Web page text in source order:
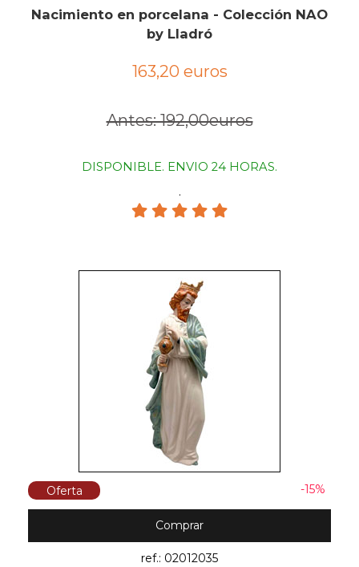
Nacimiento en porcelana - Colección NAO
by Lladró
163,20 euros
Antes: 192,00euros
DISPONIBLE. ENVIO 24 HORAS.
.
Oferta -15%
Comprar
ref.: 02012035